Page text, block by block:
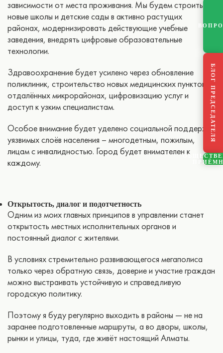
зависимости от места проживания. Мы будем строить
новые школы и детские сады в активно растущих
районах, модернизировать действующие учебные
заведения, внедрять цифровые образовательные
технологии.
Здравоохранение будет усилено через обновление
поликлиник, строительство новых медицинских пунктов в
отдалённых микрорайонах, цифровизацию услуг и
доступ к узким специалистам.
Особое внимание будет уделено социальной поддержке
уязвимых слоёв населения – многодетным, пожилым,
лицам с инвалидностью. Город будет внимателен к
каждому.
Открытость, диалог и подотчетность
Одним из моих главных принципов в управлении станет
открытость местных исполнительных органов и
постоянный диалог с жителями.
В условиях стремительно развивающегося мегаполиса
только через обратную связь, доверие и участие граждан
можно выстраивать устойчивую и справедливую
городскую политику.
Поэтому я буду регулярно выходить в районы — не на
заранее подготовленные маршруты, а во дворы, школы,
рынки и улицы, туда, где живёт настоящий Алматы.
БЛОГ ПРЕДСЕДАТЕЛЯ